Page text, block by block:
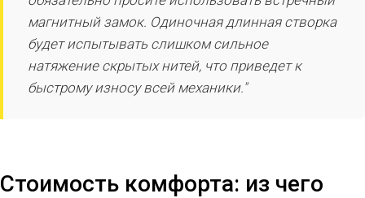
магнитный замок. Одиночная длинная створка
будет испытывать слишком сильное
натяжение скрытых нитей, что приведет к
быстрому износу всей механики."
Стоимость комфорта: из чего